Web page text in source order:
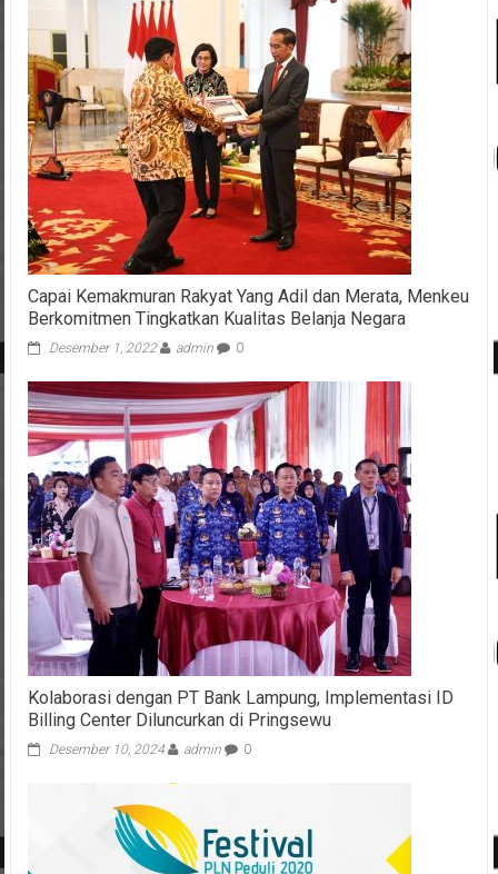
Capai Kemakmuran Rakyat Yang Adil dan Merata, Menkeu
Berkomitmen Tingkatkan Kualitas Belanja Negara
Desember 1, 2022 admin 0
Kolaborasi dengan PT Bank Lampung, Implementasi ID
Billing Center Diluncurkan di Pringsewu
Desember 10, 2024 admin 0